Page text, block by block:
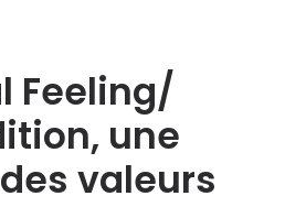
Feeling/
une
valeurs